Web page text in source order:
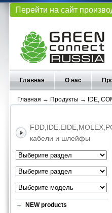
Перейти на сайт
Главная О нас
Главная → Продукты → IDE,
кабели и шлейфы
NEW products